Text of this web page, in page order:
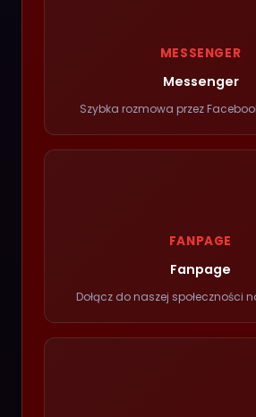
MESSENGER
Messenger
Szybka rozmowa przez
FANPAGE
Fanpage
Dołącz do naszej społeczności